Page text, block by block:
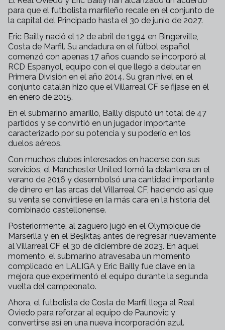
para que el futbolista marfileño recale en el conjunto de
la capital del Principado hasta el 30 de junio de 2027.
Eric Bailly nació el 12 de abril de 1994 en Bingerville,
Costa de Marfil. Su andadura en el fútbol español
comenzó con apenas 17 años cuando se incorporó al
RCD Espanyol, equipo con el que llegó a debutar en
Primera División en el año 2014. Su gran nivel en el
conjunto catalán hizo que el Villarreal CF se fijase en él
en enero de 2015.
En el submarino amarillo, Bailly disputó un total de 47
partidos y se convirtió en un jugador importante
caracterizado por su potencia y su poderío en los
duelos aéreos.
Con muchos clubes interesados en hacerse con sus
servicios, el Manchester United tomó la delantera en el
verano de 2016 y desembolsó una cantidad importante
de dinero en las arcas del Villarreal CF, haciendo así que
su venta se convirtiese en la más cara en la historia del
combinado castellonense.
Posteriormente, al zaguero jugó en el Olympique de
Marserlla y en el Beşiktaş antes de regresar nuevamente
al Villarreal CF el 30 de diciembre de 2023. En aquel
momento, el submarino atravesaba un momento
complicado en LALIGA y Eric Bailly fue clave en la
mejora que experimentó el equipo durante la segunda
vuelta del campeonato.
Ahora, el futbolista de Costa de Marfil llega al Real
Oviedo para reforzar al equipo de Paunovic y
convertirse así en una nueva incorporación azul.